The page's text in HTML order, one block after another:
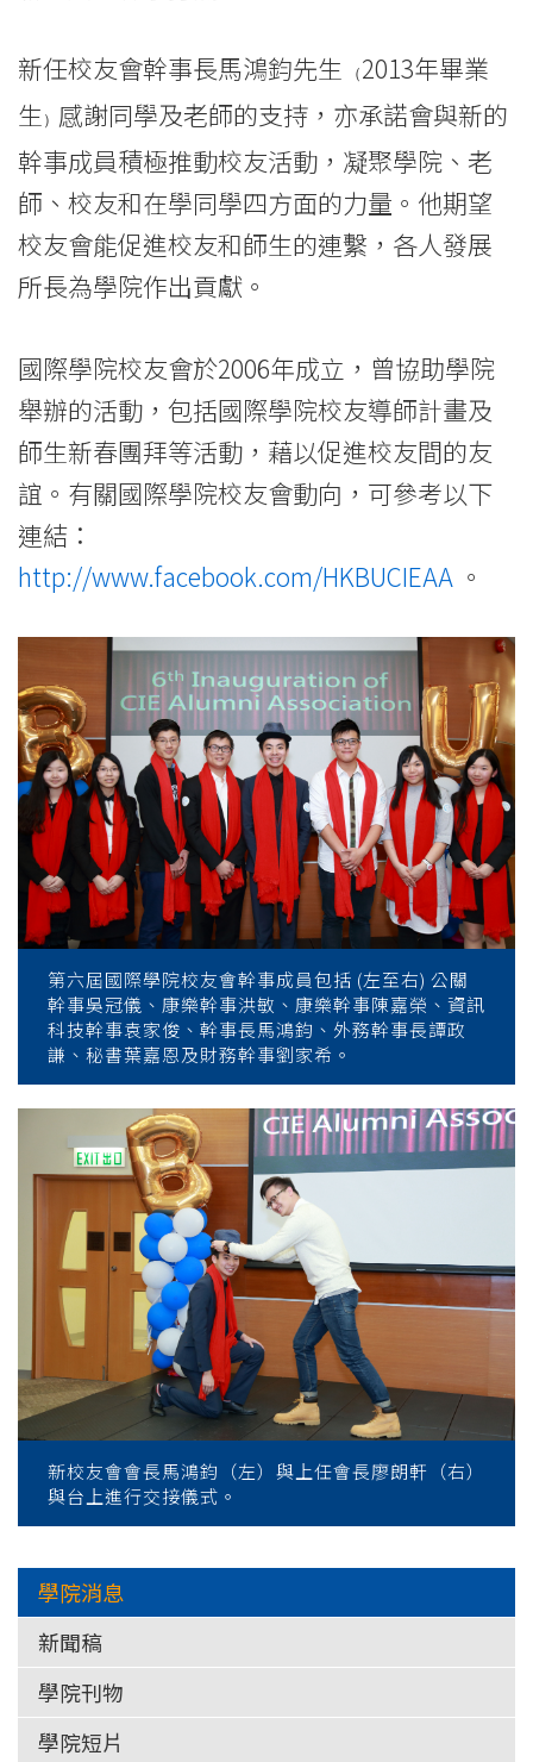
國
際
學
院
香
港
浸
會
大
學
新任校友會幹事長馬鴻鈞先生 （ 2013年畢業
生 ） 感謝同學及老師的支持，亦承諾會與新的
幹事成員積極推動校友活動，凝聚學院、老
師、校友和在學同學四方面的力量。他期望
校友會能促進校友和師生的連繫，各人發展
所長為學院作出貢獻。
國際學院校友會於2006年成立，曾協助學院
舉辦的活動，包括國際學院校友導師計畫及
師生新春團拜等活動，藉以促進校友間的友
誼。有關國際學院校友會動向，可參考以下
連結：
http://www.facebook.com/HKBUCIEAA 。
第六屆國際學院校友會幹事成員包括 (左至右) 公關
幹事吳冠儀、康樂幹事洪敏、康樂幹事陳嘉榮、資訊
科技幹事袁家俊、幹事長馬鴻鈞、外務幹事長譚政
謙、秘書葉嘉恩及財務幹事劉家希。
新校友會會長馬鴻鈞（左）與上任會長廖朗軒（右）
與台上進行交接儀式。
學院消息
新聞稿
學院刊物
學院短片